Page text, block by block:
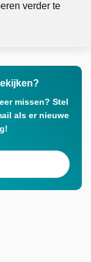
verder te
missen? Stel
als er nieuwe